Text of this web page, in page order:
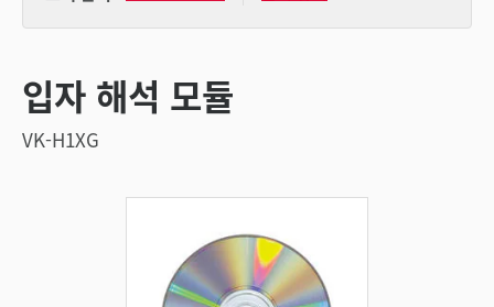
입자 해석 모듈
VK-H1XG